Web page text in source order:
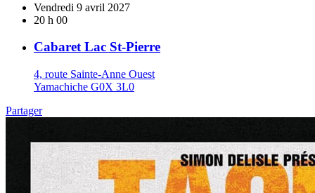
Vendredi 9 avril 2027
20 h 00
Cabaret Lac St-Pierre
4, route Sainte-Anne Ouest
Yamachiche G0X 3L0
Partager